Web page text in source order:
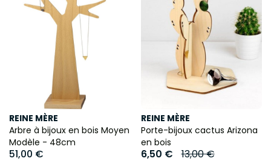
REINE MÈRE
Arbre à bijoux en bois Moyen
Modèle - 48cm
51,00 €
REINE MÈRE
Porte-bijoux cactus Arizona
en bois
6,50 € 13,00 €